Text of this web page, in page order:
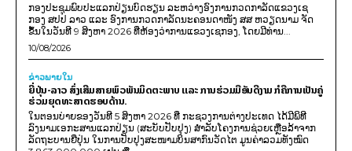
ກອງປະຊຸມພົບປະແລກປ່ຽນບົດຮຽນ ລະຫວ່າງອົງການກວດກາລັດແຂວງເຊ
ກອງ ສປປ ລາວ ແລະ ອົງການກວດກາລັດນະຄອນດາໜັງ ສສ ຫວຽດນາມ ຈັດ
ຂຶ້ນໃນວັນທີ 9 ສິງຫາ 2026 ທີ່ຫ້ອງວ່າການແຂວງເຊກອງ, ໂດຍມີທ່ານ...
10/08/2026
ຂ່າວພາຍ​ໃນ
ຍີ່ປຸ່ນ-ລາວ ສົ່ງເສີມສາຍພົວພັນມິດຕະພາບ ແລະ ການຮ່ວມມືອັນດີງາມ ກໍຄືການເປັນຄູ່
ຮ່ວມຍຸດທະສາດຮອບດ້ານ.
ໃນຕອນບ່າຍຂອງວັນທີ 5 ສິງຫາ 2026 ທີ່ ກະຊວງການຕ່າງປະເທດ ໄດ້ມີພິທີ
ລົງນາມເອກະສານແລກປ່ຽນ (ສະບັບປັບປຸງ) ສໍາລັບໂຄງການຊ່ວຍເຫຼືອລ້າຈາກ
ລັດຖະບານຍີ່ປຸ່ນ ໃນການປັບປຸງສະໜາມບິນສາກົນວັດໄຕ ມູນຄ່າລວມທັງໝົດ